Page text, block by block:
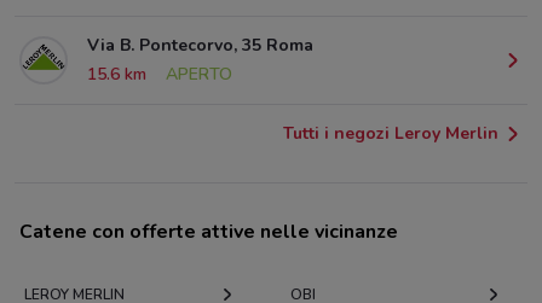
Via B. Pontecorvo, 35 Roma
15.6 km
APERTO
Tutti i negozi Leroy Merlin
Catene con offerte attive nelle vicinanze
LEROY MERLIN OBI